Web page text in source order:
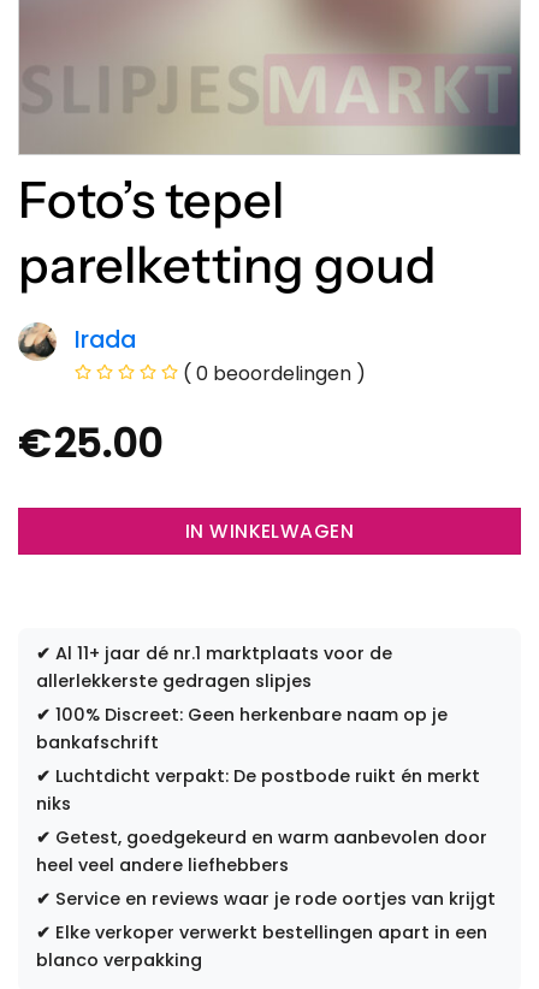
Foto’s tepel
parelketting goud
Irada
( 0 beoordelingen )
€25.00
IN WINKELWAGEN
✔ Al 11+ jaar dé nr.1 marktplaats voor de
allerlekkerste gedragen slipjes
✔ 100% Discreet: Geen herkenbare naam op je
bankafschrift
✔ Luchtdicht verpakt: De postbode ruikt én merkt
niks
✔ Getest, goedgekeurd en warm aanbevolen door
heel veel andere liefhebbers
✔ Service en reviews waar je rode oortjes van krijgt
✔ Elke verkoper verwerkt bestellingen apart in een
blanco verpakking